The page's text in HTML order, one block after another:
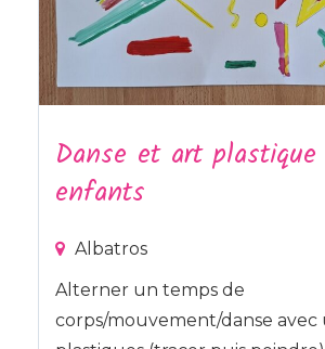
Danse et art
enfants
Albatros
Alterner un temps de
corps/mouvement/danse